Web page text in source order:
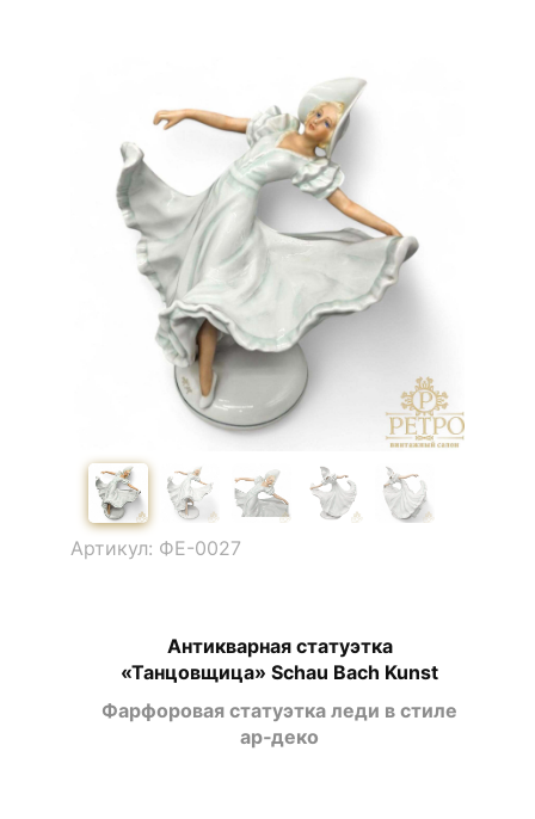
Антикварная статуэтка
«Танцовщица» Schau Bach Kunst
Фарфоровая статуэтка леди в стиле
ар‑деко
Артикул: ФЕ-0027